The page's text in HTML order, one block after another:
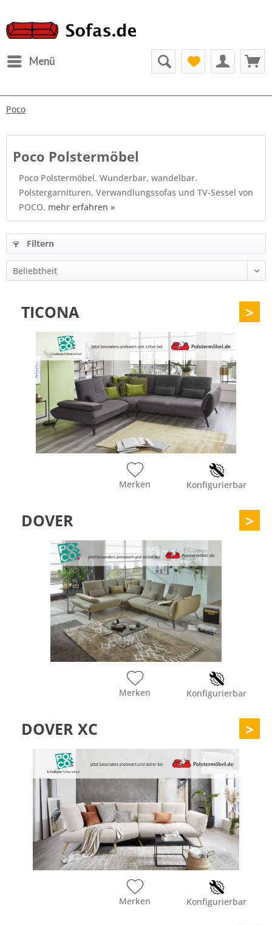
Menü
Poco
Poco Polstermöbel
Poco Polstermöbel. Wunderbar, wandelbar.
Polstergarnituren, Verwandlungssofas und TV-Sessel von
POCO. mehr erfahren »
Filtern
TICONA >
Merken Konfigurierbar
DOVER >
Merken Konfigurierbar
DOVER XC >
Merken Konfigurierbar